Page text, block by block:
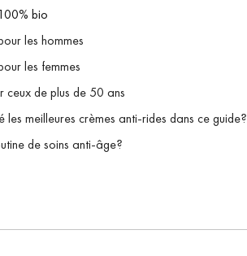
bio
les hommes
les femmes
ceux de plus de 50 ans
les meilleures crèmes anti-rides dans ce guide?
de soins anti-âge?